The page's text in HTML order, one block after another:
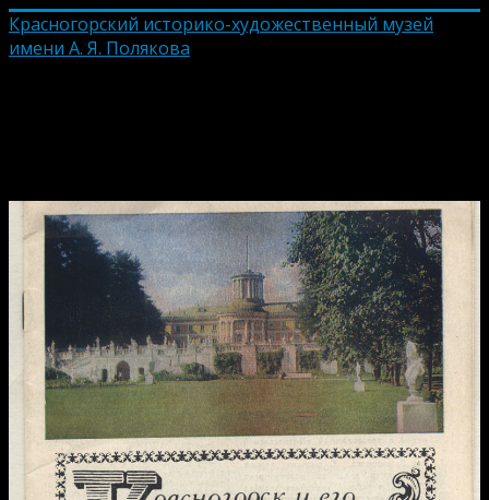
Красногорский историко-художественный музей
имени А. Я. Полякова